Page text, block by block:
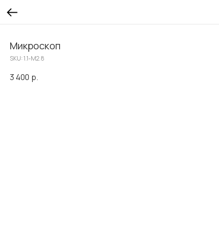
Микроскоп
SKU:1.1-М2.8
3 400 р.